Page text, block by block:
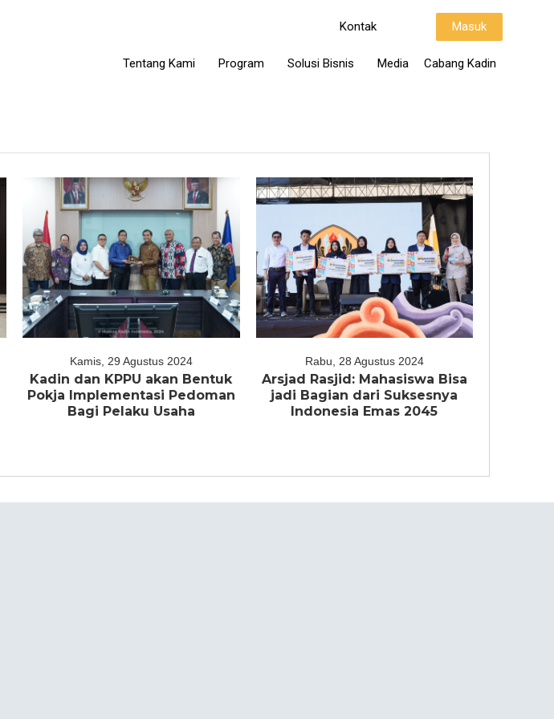
Kontak Masuk
Tentang Kami Program Solusi Bisnis Media Cabang Kadin
Kamis, 29 Agustus 2024
Kadin dan KPPU akan Bentuk
Pokja Implementasi Pedoman
Bagi Pelaku Usaha
Rabu, 28 Agustus 2024
Arsjad Rasjid: Mahasiswa Bisa
jadi Bagian dari Suksesnya
Indonesia Emas 2045